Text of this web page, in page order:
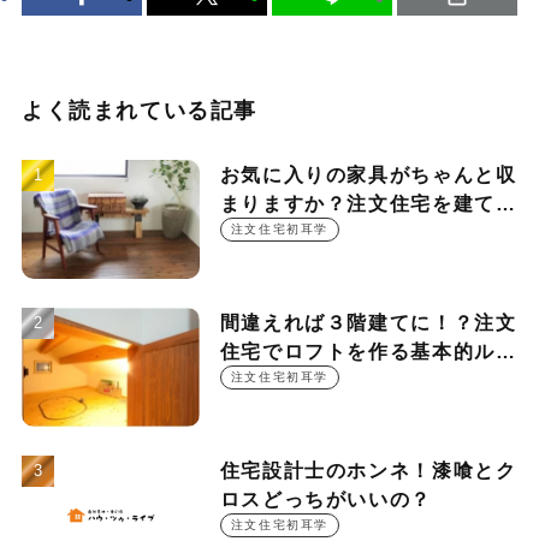
よく読まれている記事
お気に入りの家具がちゃんと収
まりますか？注文住宅を建てる
時に押さえておきたい設計ポイ
注文住宅初耳学
間違えれば３階建てに！？注文
住宅でロフトを作る基本的ルー
ル注文住宅初耳学
住宅設計士のホンネ！漆喰とク
ロスどっちがいいの？
注文住宅初耳学